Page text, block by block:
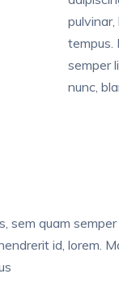
tempus.
semper
nunc,
sem quam
id, lorem.